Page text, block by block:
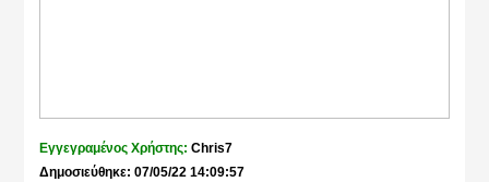
Εγγεγραμένος Χρήστης:Chris7
Δημοσιεύθηκε: 07/05/22 14:09:57